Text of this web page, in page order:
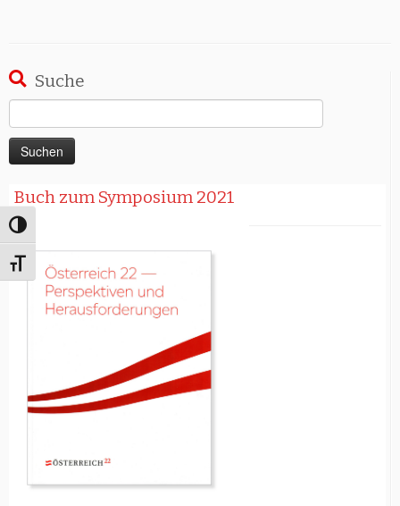
Umschalten auf hohe Kontraste
Schrift vergrößern
Suche
nach:
Buch zum Symposium 2021